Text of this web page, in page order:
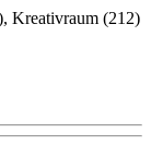
Kreativraum (212)